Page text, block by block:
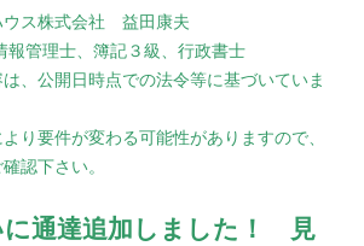
ウス株式会社 益田康夫
管理士、簿記３級、行政書士
、公開日時点での法令等に基づいていま
り要件が変わる可能性がありますので、
認下さい。
に通達追加しました！ 見